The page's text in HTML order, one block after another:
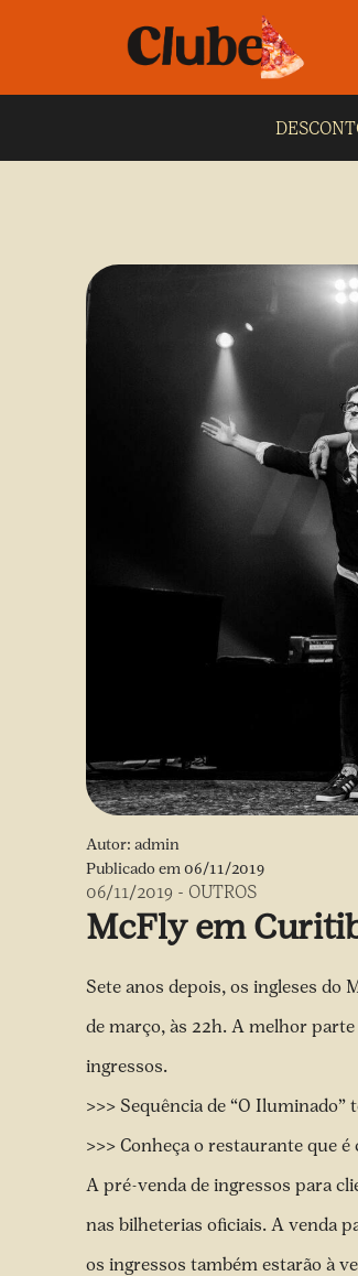
Autor: admin
Publicado em06/11/2019
06/11/2019 - OUTROS
McFly em
Sete anos depois, os ingleses do
de março, às 22h. A melhor
ingressos.
>>> Sequência de “O
>>> Conheça o restaurante que
A pré-venda de ingressos para
nas bilheterias oficiais. A venda
os ingressos também estarão à